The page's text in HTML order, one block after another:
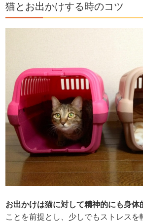
猫とお出かけする時のコツ
お出かけは猫に対して精神的にも身体
ことを前提とし、少しでもストレスを